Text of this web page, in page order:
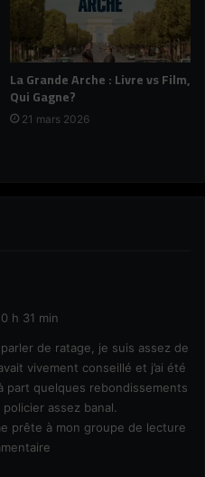
La Grande Arche : Livre vs Film,
Qui Gagne?
21 mars 2026
h 31 min
parler de ratage, je suis assez de
vivement conseillé et j’ai été
part quelques rebondissements
policier assez banal.
prête à mon groupe de lecture